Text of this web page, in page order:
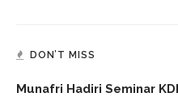
DON’T MISS
Munafri Hadiri Seminar